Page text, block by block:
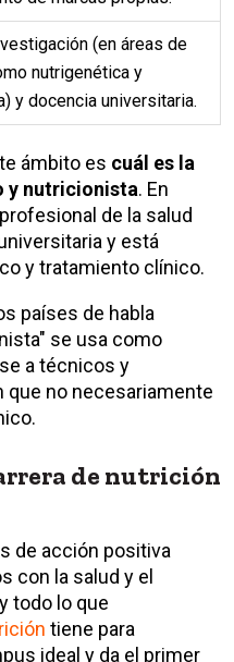
(en áreas de
nutrigenética y
y docencia universitaria.
ámbito es cuál es la
y nutricionista. En
de la salud
y está
y tratamiento clínico.
países de habla
se usa como
a técnicos y
que no necesariamente
de nutrición
de acción positiva
con la salud y el
todo lo que
tiene para
ideal y da el primer